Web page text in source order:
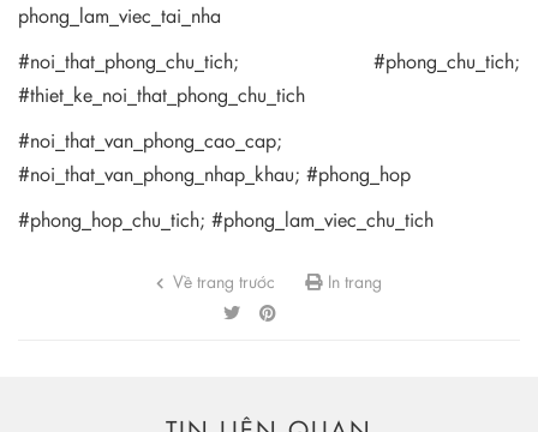
phong_lam_viec_tai_nha
#noi_that_phong_chu_tich; #phong_chu_tich;
#thiet_ke_noi_that_phong_chu_tich
#noi_that_van_phong_cao_cap;
#noi_that_van_phong_nhap_khau; #phong_hop
#phong_hop_chu_tich; #phong_lam_viec_chu_tich
Về trang trước In trang